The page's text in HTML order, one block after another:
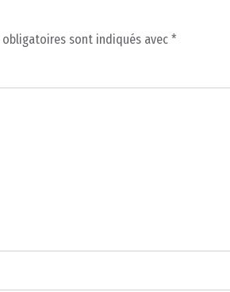
obligatoires sont indiqués avec *